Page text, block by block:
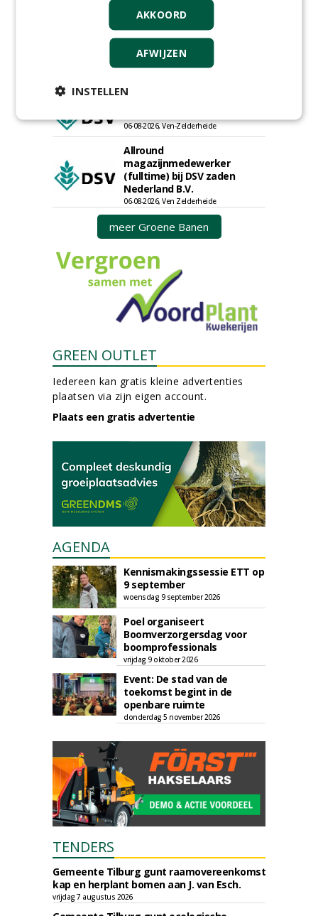
Proefveldmedewerker/
Chauffeur
landbouwmachines bij DSV
zaden Nederland B.V.
06-08-2026, Ven-Zelderheide
Allround
magazijnmedewerker
(fulltime) bij DSV zaden
Nederland B.V.
06-08-2026, Ven Zelderheide
meer Groene Banen
GREEN OUTLET
Iedereen kan gratis kleine advertenties
plaatsen via zijn eigen account.
Plaats een gratis advertentie
AGENDA
Kennismakingssessie ETT op
9 september
woensdag 9 september 2026
Poel organiseert
Boomverzorgersdag voor
boomprofessionals
vrijdag 9 oktober 2026
Event: De stad van de
toekomst begint in de
openbare ruimte
donderdag 5 november 2026
TENDERS
Gemeente Tilburg gunt raamovereenkomst
kap en herplant bomen aan J. van Esch.
vrijdag 7 augustus 2026
AKKOORD
AFWIJZEN
INSTELLEN